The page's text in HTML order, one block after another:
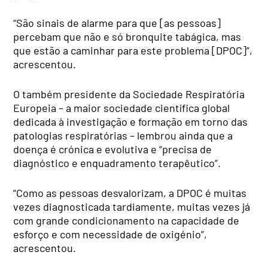
“São sinais de alarme para que [as pessoas]
percebam que não e só bronquite tabágica, mas
que estão a caminhar para este problema [DPOC]”,
acrescentou.
O também presidente da Sociedade Respiratória
Europeia – a maior sociedade científica global
dedicada à investigação e formação em torno das
patologias respiratórias – lembrou ainda que a
doença é crónica e evolutiva e “precisa de
diagnóstico e enquadramento terapêutico”.
“Como as pessoas desvalorizam, a DPOC é muitas
vezes diagnosticada tardiamente, muitas vezes já
com grande condicionamento na capacidade de
esforço e com necessidade de oxigénio”,
acrescentou.